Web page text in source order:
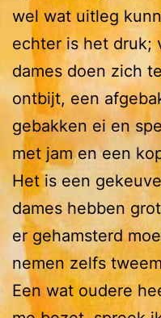
wel wat uitleg
echter is het druk;
dames doen zich
ontbijt, een
gebakken ei en
met jam en een
Het is een
dames hebben
er gehamsterd
nemen zelfs
Een wat oudere